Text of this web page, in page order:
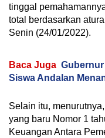
tinggal
total berdasarkan
Senin (24/01/2022).
Baca Juga
Siswa Andalan
Selain itu,
yang baru Nomor 1
Keuangan Antara